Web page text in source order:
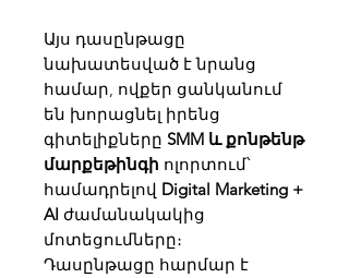
Այս դասընթացը
նախատեսված է նրանց
համար, ովքեր ցանկանում
են խորացնել իրենց
գիտելիքները SMM և քոնթենթ
մարքեթինգի ոլորտում՝
համադրելով Digital Marketing +
AI ժամանակակից
մոտեցումները։
Դասընթացը հարմար է